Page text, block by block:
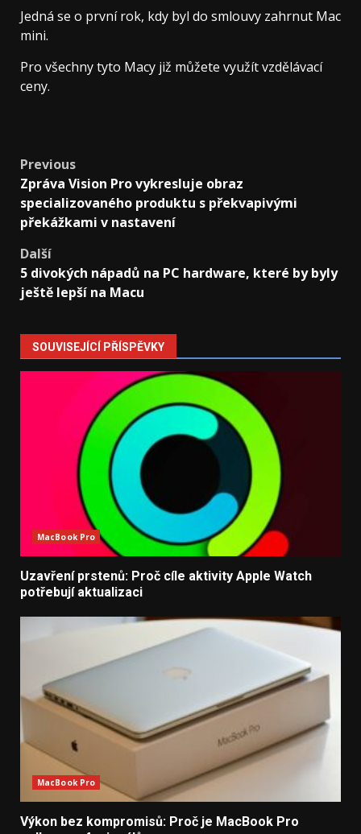
Jedná se o první rok, kdy byl do smlouvy zahrnut Mac
mini.
Pro všechny tyto Macy již můžete využít vzdělávací
ceny.
Post
navigation
Previous
Zpráva Vision Pro vykresluje obraz
specializovaného produktu s překvapivými
překážkami v nastavení
Další
5 divokých nápadů na PC hardware, které by byly
ještě lepší na Macu
SOUVISEJÍCÍ PŘÍSPĚVKY
MacBook Pro
Uzavření prstenů: Proč cíle aktivity Apple Watch
potřebují aktualizaci
MacBook Pro
Výkon bez kompromisů: Proč je MacBook Pro